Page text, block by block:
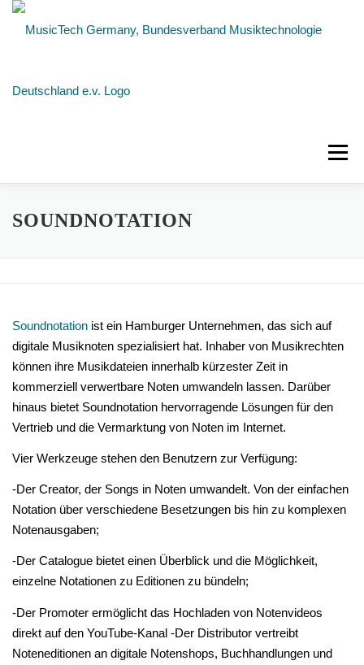
Zum
Inhalt
Menü
NEUIGKEITEN ÜBER UNS
SOUNDNOTATION
Soundnotation ist ein Hamburger Unternehmen, das sich auf
digitale Musiknoten spezialisiert hat. Inhaber von Musikrechten
können ihre Musikdateien innerhalb kürzester Zeit in
kommerziell verwertbare Noten umwandeln lassen. Darüber
hinaus bietet Soundnotation hervorragende Lösungen für den
Vertrieb und die Vermarktung von Noten im Internet.
Vier Werkzeuge stehen den Benutzern zur Verfügung:
-Der Creator, der Songs in Noten umwandelt. Von der einfachen
Notation über verschiedene Besetzungen bis hin zu komplexen
Notenausgaben;
-Der Catalogue bietet einen Überblick und die Möglichkeit,
einzelne Notationen zu Editionen zu bündeln;
-Der Promoter ermöglicht das Hochladen von Notenvideos
direkt auf den YouTube-Kanal -Der Distributor vertreibt
Noteneditionen an digitale Notenshops, Buchhandlungen und